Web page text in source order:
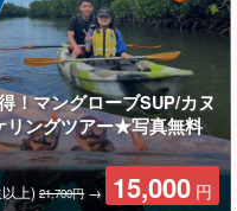
！マングローブSUP/カヌ
リングツアー★写真無料
上) 21,700円 → 15,000 円